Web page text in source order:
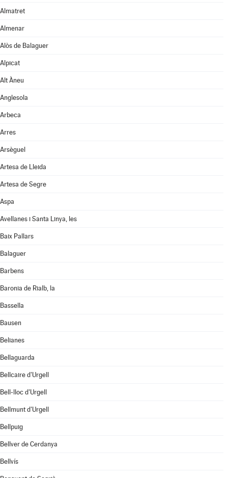
Almatret
Almenar
Alòs de Balaguer
Alpicat
Alt Àneu
Anglesola
Arbeca
Arres
Arsèguel
Artesa de Lleida
Artesa de Segre
Aspa
Avellanes i Santa Linya, les
Baix Pallars
Balaguer
Barbens
Baronia de Rialb, la
Bassella
Bausen
Belianes
Bellaguarda
Bellcaire d'Urgell
Bell-lloc d'Urgell
Bellmunt d'Urgell
Bellpuig
Bellver de Cerdanya
Bellvís